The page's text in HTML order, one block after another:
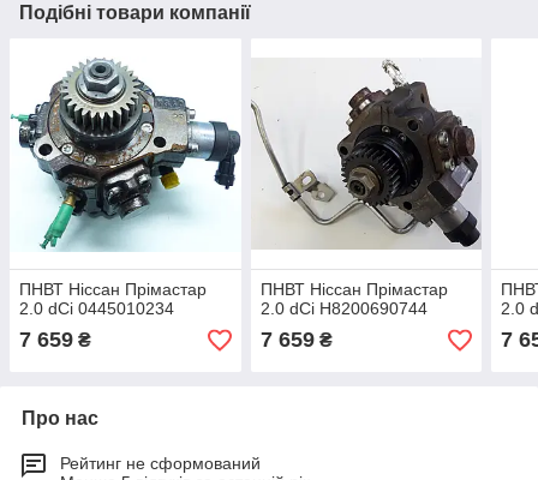
Подібні товари компанії
ПНВТ Ніссан Прімастар
2.0 dCi 0445010234
7 659 ₴
ПНВТ Ніссан Прімастар
2.0 dCi H8200690744
7 659₴
2.0
7
Про нас
Рейтинг не сформований